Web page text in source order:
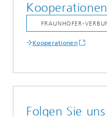
Kooperationen
Kooperationen
Folgen Sie uns